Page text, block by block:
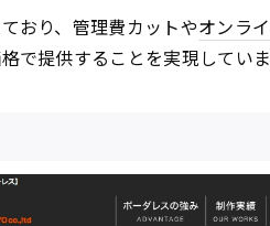
おり、管理費カットやオンラ
で提供することを実現していま